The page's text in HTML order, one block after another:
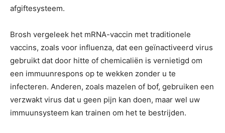
afgiftesysteem.
Brosh vergeleek het mRNA-vaccin met traditionele
vaccins, zoals voor influenza, dat een geïnactiveerd virus
gebruikt dat door hitte of chemicaliën is vernietigd om
een ​​immuunrespons op te wekken zonder u te
infecteren. Anderen, zoals mazelen of bof, gebruiken een
verzwakt virus dat u geen pijn kan doen, maar wel uw
immuunsysteem kan trainen om het te bestrijden.